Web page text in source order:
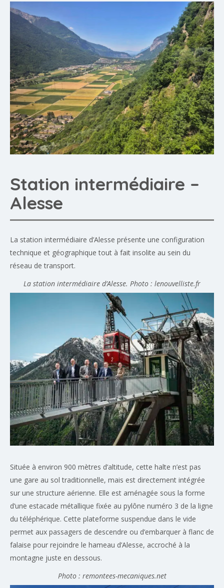
Station intermédiaire –
Alesse
La station intermédiaire d’Alesse présente une configuration
technique et géographique tout à fait insolite au sein du
réseau de transport.
La station intermédiaire d’Alesse. Photo : lenouvelliste.fr
Située à environ 900 mètres d’altitude, cette halte n’est pas
une gare au sol traditionnelle, mais est directement intégrée
sur une structure aérienne. Elle est aménagée sous la forme
d’une estacade métallique fixée au pylône numéro 3 de la ligne
du téléphérique. Cette plateforme suspendue dans le vide
permet aux passagers de descendre ou d’embarquer à flanc de
falaise pour rejoindre le hameau d’Alesse, accroché à la
montagne juste en dessous.
Photo : remontees-mecaniques.net